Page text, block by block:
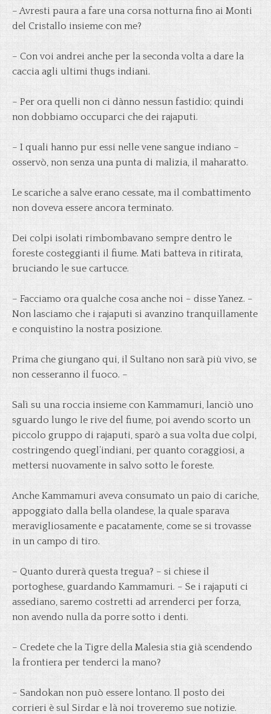
– Avresti paura a fare una corsa notturna fino ai Monti
del Cristallo insieme con me?
– Con voi andrei anche per la seconda volta a dare la
caccia agli ultimi thugs indiani.
– Per ora quelli non ci dànno nessun fastidio; quindi
non dobbiamo occuparci che dei rajaputi.
– I quali hanno pur essi nelle vene sangue indiano –
osservò, non senza una punta di malizia, il maharatto.
Le scariche a salve erano cessate, ma il combattimento
non doveva essere ancora terminato.
Dei colpi isolati rimbombavano sempre dentro le
foreste costeggianti il fiume. Mati batteva in ritirata,
bruciando le sue cartucce.
– Facciamo ora qualche cosa anche noi – disse Yanez. –
Non lasciamo che i rajaputi si avanzino tranquillamente
e conquistino la nostra posizione.
Prima che giungano qui, il Sultano non sarà più vivo, se
non cesseranno il fuoco. –
Salì su una roccia insieme con Kammamuri, lanciò uno
sguardo lungo le rive del fiume, poi avendo scorto un
piccolo gruppo di rajaputi, sparò a sua volta due colpi,
costringendo quegl’indiani, per quanto coraggiosi, a
mettersi nuovamente in salvo sotto le foreste.
Anche Kammamuri aveva consumato un paio di cariche,
appoggiato dalla bella olandese, la quale sparava
meravigliosamente e pacatamente, come se si trovasse
in un campo di tiro.
– Quanto durerà questa tregua? – si chiese il
portoghese, guardando Kammamuri. – Se i rajaputi ci
assediano, saremo costretti ad arrenderci per forza,
non avendo nulla da porre sotto i denti.
– Credete che la Tigre della Malesia stia già scendendo
la frontiera per tenderci la mano?
– Sandokan non può essere lontano. Il posto dei
corrieri è sul Sirdar e là noi troveremo sue notizie.